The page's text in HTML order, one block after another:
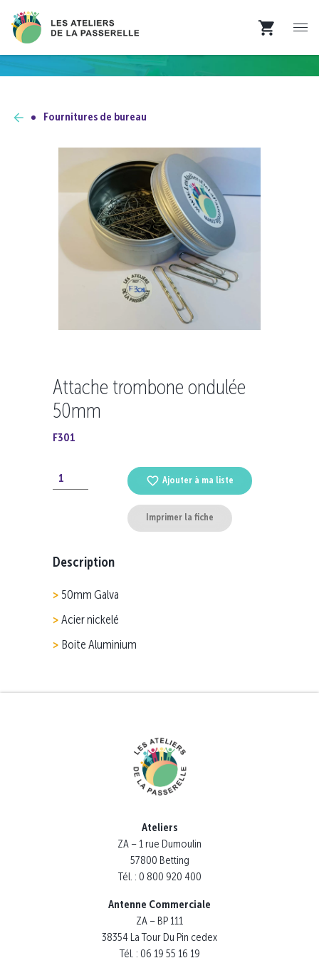
Fournitures de bureau
Attache trombone ondulée
50mm
F301
Ajouter à ma liste
Imprimer la fiche
Description
50mm Galva
Acier nickelé
Boite Aluminium
Ateliers
ZA – 1 rue Dumoulin
57800 Betting
Tél. : 0 800 920 400
Antenne Commerciale
ZA – BP 111
38354 La Tour Du Pin cedex
Tél. : 06 19 55 16 19